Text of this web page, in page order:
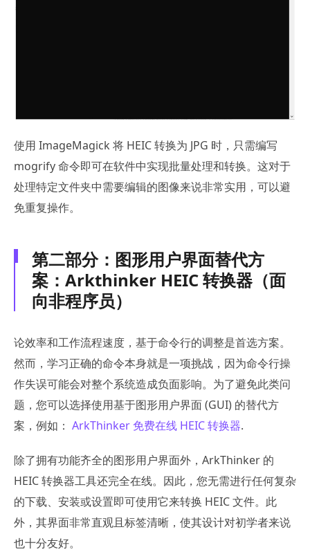
使用 ImageMagick 将 HEIC 转换为 JPG 时，只需编写
mogrify 命令即可在软件中实现批量处理和转换。这对于
处理特定文件夹中需要编辑的图像来说非常实用，可以避
免重复操作。
第二部分：图形用户界面替代方
案：Arkthinker HEIC 转换器（面
向非程序员）
论效率和工作流程速度，基于命令行的调整是首选方案。
然而，学习正确的命令本身就是一项挑战，因为命令行操
作失误可能会对整个系统造成负面影响。为了避免此类问
题，您可以选择使用基于图形用户界面 (GUI) 的替代方
案，例如： ArkThinker 免费在线 HEIC 转换器.
除了拥有功能齐全的图形用户界面外，ArkThinker 的
HEIC 转换器工具还完全在线。因此，您无需进行任何复杂
的下载、安装或设置即可使用它来转换 HEIC 文件。此
外，其界面非常直观且标签清晰，使其设计对初学者来说
也十分友好。